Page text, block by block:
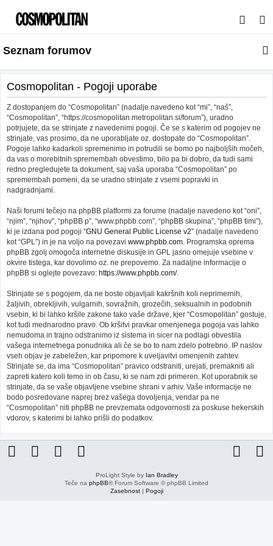
s
a
j
Seznam forumov
Cosmopolitan - Pogoji uporabe
Z dostopanjem do “Cosmopolitan” (nadalje navedeno kot “mi”, “naš”,
“Cosmopolitan”, “https://cosmopolitan.metropolitan.si/forum”), uradno
potrjujete, da se strinjate z navedenimi pogoji. Če se s katerim od pogojev ne
strinjate, vas prosimo, da ne uporabljate oz. dostopate do “Cosmopolitan”.
Pogoje lahko kadarkoli spremenimo in potrudili se bomo po najboljših močeh,
da vas o morebitnih spremembah obvestimo, bilo pa bi dobro, da tudi sami
redno pregledujete ta dokument, saj vaša uporaba “Cosmopolitan” po
spremembah pomeni, da se uradno strinjate z vsemi popravki in
nadgradnjami.
Naši forumi tečejo na phpBB platformi za forume (nadalje navedeno kot “oni”,
“njim”, “njihov”, “phpBB p”, “www.phpbb.com”, “phpBB skupina”, “phpBB timi”),
ki je izdana pod pogoji “GNU General Public License v2” (nadalje navedeno
kot “GPL”) in je na voljo na povezavi www.phpbb.com. Programska oprema
phpBB zgolj omogoča internetne diskusije in GPL jasno omejuje vsebine v
okvire tistega, kar dovolimo oz. ne prepovemo. Za nadaljne informacije o
phpBB si oglejte povezavo: https://www.phpbb.com/.
Strinjate se s pogojem, da ne boste objavljali kakršnih koli neprimernih,
žaljivih, obrekljivih, vulgarnih, sovražnih, grozečih, seksualnih in podobnih
vsebin, ki bi lahko kršile zakone tako vaše države, kjer “Cosmopolitan” gostuje,
kot tudi mednarodno pravo. Ob kršitvi pravkar omenjenega pogoja vas lahko
nemudoma in trajno odstranimo iz sistema in sicer na podlagi obvestila
vašega internetnega ponudnika ali če se bo to nam zdelo potrebno. IP naslov
vseh objav je zabeležen, kar pripomore k uveljavitvi omenjenih zahtev.
Strinjate se, da ima “Cosmopolitan” pravico odstraniti, urejati, premakniti ali
zapreti katero koli temo in ob času, ki se nam zdi primeren. Kot uporabnik se
strinjate, da se vaše objavljene vsebine shrani v arhiv. Vaše informacije ne
bodo posredovane naprej brez vašega dovoljenja, vendar pa ne
“Cosmopolitan” niti phpBB ne prevzemata odgovornosti za poskuse hekerskih
vdorov, s katerimi bi lahko prišli do podatkov.
ProLight Style by Ian Bradley
Teče na phpBB® Forum Software © phpBB Limited
Zasebnost| Pogoji